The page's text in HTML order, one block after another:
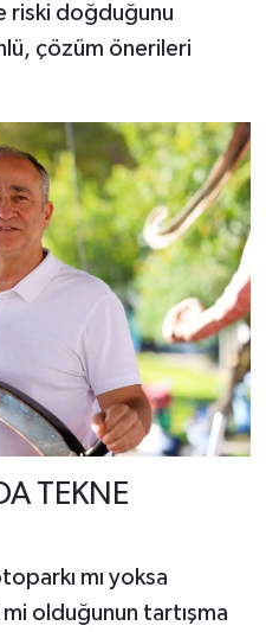
riski doğduğunu
çözüm önerileri
TEKNE
mı yoksa
olduğunun tartışma